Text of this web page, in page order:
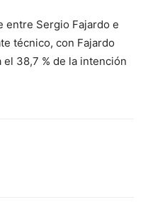
entre Sergio Fajardo e
técnico, con Fajardo
38,7 % de la intención